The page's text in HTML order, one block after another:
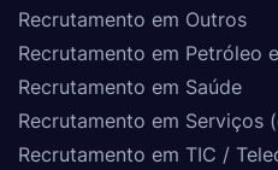
Recrutamento em Outros
Recrutamento em Petróleo
Recrutamento em Saúde
Recrutamento em Serviços
Recrutamento em TIC /